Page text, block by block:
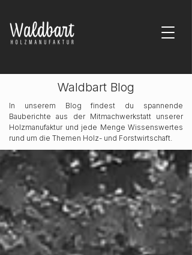
Waldbart Blog
In unserem Blog findest du spannende
Bauberichte aus der Mitmachwerkstatt unserer
Holzmanufaktur und jede Menge Wissenswertes
rund um die Themen Holz- und Forstwirtschaft.